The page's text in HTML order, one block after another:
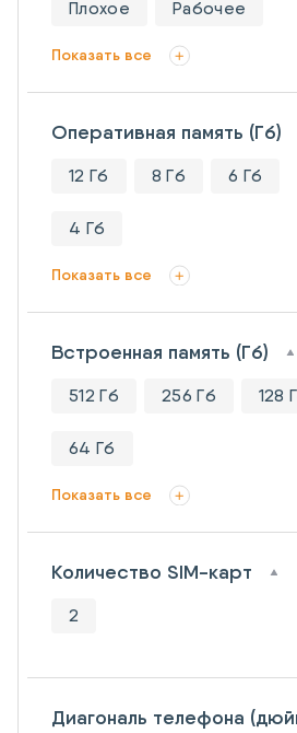
Плохое Рабочее
Показать все
Оперативная память (Гб)
12 Гб 8 Гб 6 Гб
4 Гб
Показать все
Встроенная память (Гб)
512 Гб 256 Гб 128
64 Гб
Показать все
Количество SIM-карт
2
Диагональ телефона